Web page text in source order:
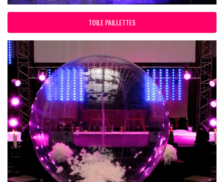
TOILE PAILLETTES